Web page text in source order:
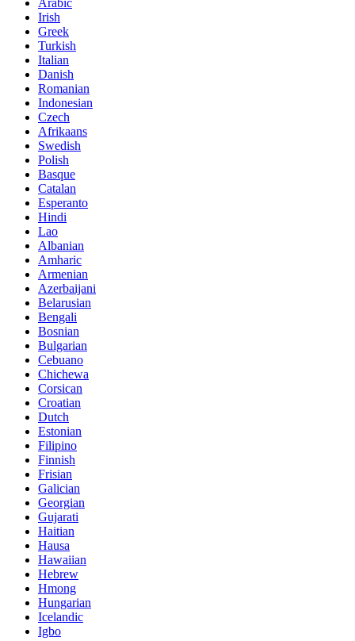
Arabic
Irish
Greek
Turkish
Italian
Danish
Romanian
Indonesian
Czech
Afrikaans
Swedish
Polish
Basque
Catalan
Esperanto
Hindi
Lao
Albanian
Amharic
Armenian
Azerbaijani
Belarusian
Bengali
Bosnian
Bulgarian
Cebuano
Chichewa
Corsican
Croatian
Dutch
Estonian
Filipino
Finnish
Frisian
Galician
Georgian
Gujarati
Haitian
Hausa
Hawaiian
Hebrew
Hmong
Hungarian
Icelandic
Igbo